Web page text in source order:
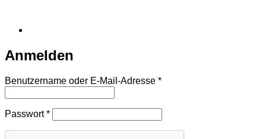
Anmelden
Benutzername oder E-Mail-Adresse *Erforderlich
Passwort*Erforderlich